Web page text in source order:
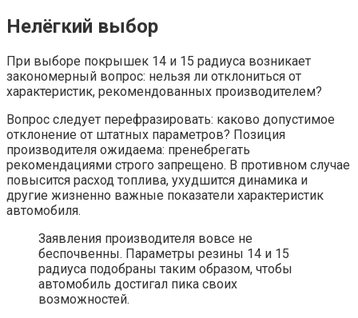
Нелёгкий выбор
При выборе покрышек 14 и 15 радиуса возникает
закономерный вопрос: нельзя ли отклониться от
характеристик, рекомендованных производителем?
Вопрос следует перефразировать: каково допустимое
отклонение от штатных параметров? Позиция
производителя ожидаема: пренебрегать
рекомендациями строго запрещено. В противном случае
повысится расход топлива, ухудшится динамика и
другие жизненно важные показатели характеристик
автомобиля.
Заявления производителя вовсе не
беспочвенны. Параметры резины 14 и 15
радиуса подобраны таким образом, чтобы
автомобиль достигал пика своих
возможностей.